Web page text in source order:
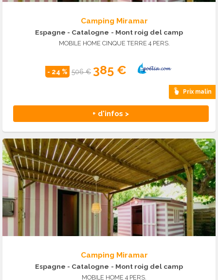
Camping Miramar
Espagne - Catalogne - Mont roig del camp
MOBILE HOME CINQUE TERRE 4 PERS.
- 24 % 506 € 385 €
Prix malin
+ d'infos >
Camping Miramar
Espagne - Catalogne - Mont roig del camp
MOBILE HOME 4 PERS.